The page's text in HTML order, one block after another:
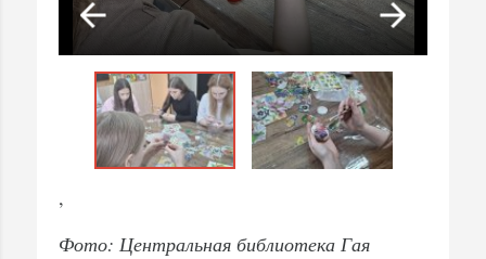
,
Фото: Центральная библиотека Гая